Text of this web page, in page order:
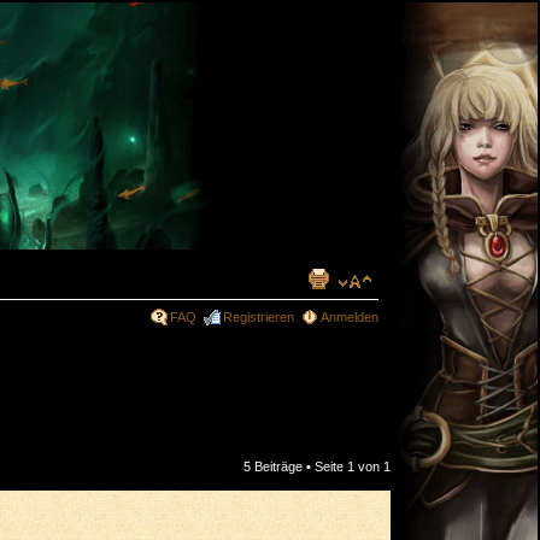
FAQ Registrieren Anmelden
5 Beiträge • Seite 1 von 1